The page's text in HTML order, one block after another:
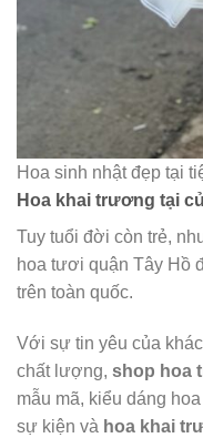
Hoa sinh nhật đẹp tại
Hoa khai trương tại
Tuy tuổi đời còn trẻ,
hoa tươi quận Tây Hồ
trên toàn quốc.
Với sự tin yêu của
chất lượng, shop hoa
mẫu mã, kiểu dáng
sự kiện và hoa khai